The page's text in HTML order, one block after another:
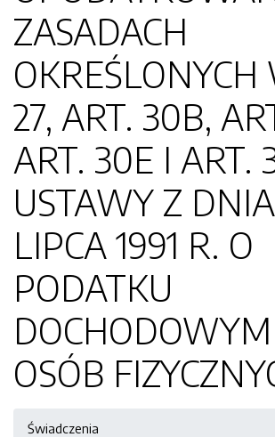
ZASADACH
OKREŚLONYCH
27, ART. 30B,
ART. 30E I ART.
USTAWY Z
LIPCA 1991 R. O
PODATKU
OSÓB
Świadczenia